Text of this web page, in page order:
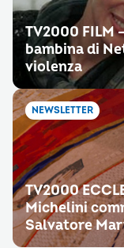
TV2000 FILM
bambina di
violenza
NEWSLETTER
TV2000
Michelini
Salvatore